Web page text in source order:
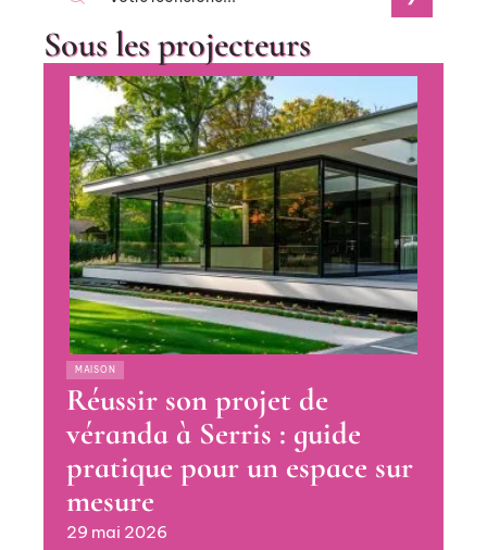
Sous les projecteurs
MAISON
Réussir son projet de
véranda à Serris : guide
pratique pour un espace sur
mesure
29 mai 2026